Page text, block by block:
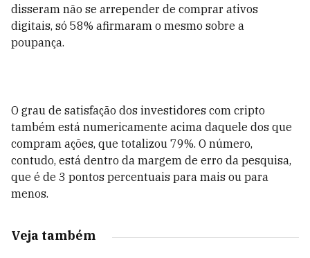
disseram não se arrepender de comprar ativos
digitais, só 58% afirmaram o mesmo sobre a
poupança.
O grau de satisfação dos investidores com cripto
também está numericamente acima daquele dos que
compram ações, que totalizou 79%. O número,
contudo, está dentro da margem de erro da pesquisa,
que é de 3 pontos percentuais para mais ou para
menos.
Veja também